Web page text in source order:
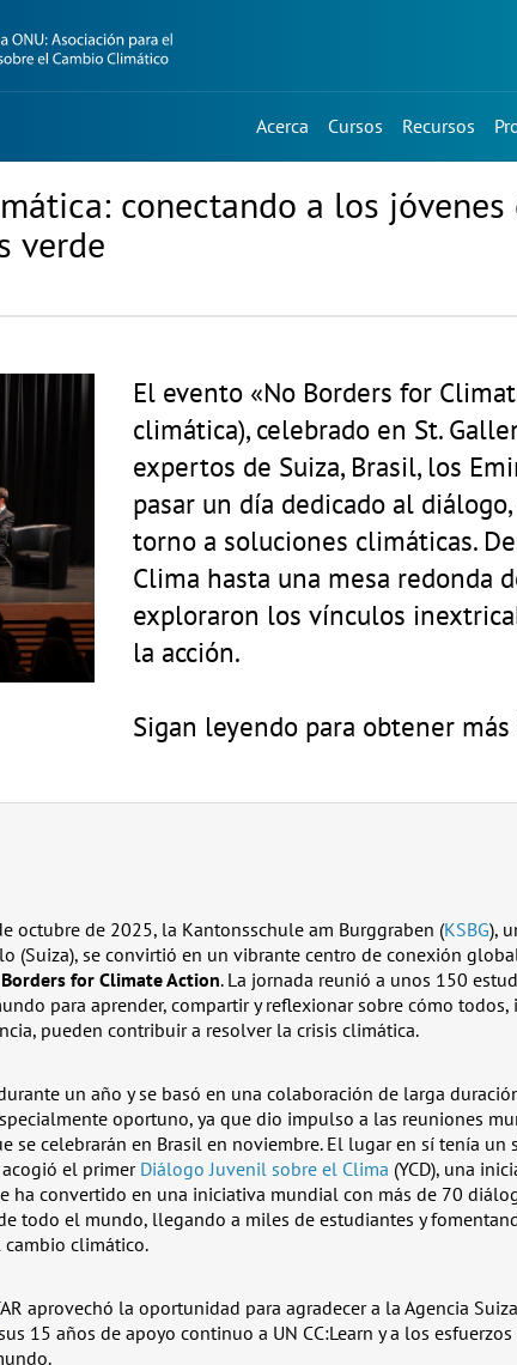
Acerca Cursos Recursos
conectando a los jóvenes
verde
El evento «No Borders for
climática), celebrado en St.
expertos de Suiza, Brasil, los
pasar un día dedicado al
torno a soluciones climáticas.
Clima hasta una mesa redonda
exploraron los vínculos
la acción.
Sigan leyendo para obtener
octubre de 2025, la Kantonsschule am Burggraben (KSBG),
(Suiza), se convirtió en un vibrante centro de conexión
for Climate Action. La jornada reunió a unos 150
para aprender, compartir y reflexionar sobre cómo
pueden contribuir a resolver la crisis climática.
un año y se basó en una colaboración de larga
oportuno, ya que dio impulso a las reuniones
se celebrarán en Brasil en noviembre. El lugar en sí tenía
acogió el primer Diálogo Juvenil sobre el Clima (YCD), una
ha convertido en una iniciativa mundial con más de 70
todo el mundo, llegando a miles de estudiantes y
climático.
aprovechó la oportunidad para agradecer a la Agencia
15 años de apoyo continuo a UN CC:Learn y a los